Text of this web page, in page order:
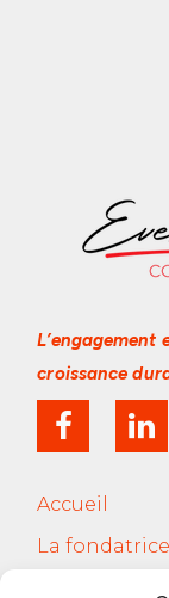
croissance
Accueil
La fondatrice